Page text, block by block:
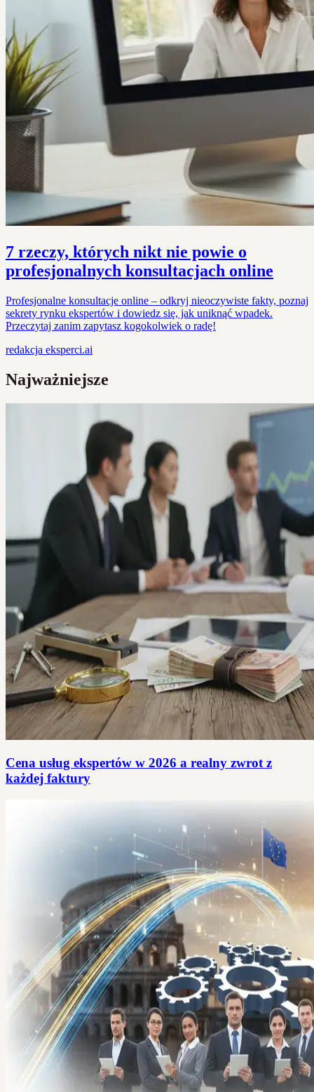
7 rzeczy, których nikt nie powie o
profesjonalnych konsultacjach online
Profesjonalne konsultacje online – odkryj nieoczywiste fakty, poznaj
sekrety rynku ekspertów i dowiedz się, jak uniknąć wpadek.
Przeczytaj zanim zapytasz kogokolwiek o radę!
redakcja eksperci.ai
Najważniejsze
Cena usług ekspertów w 2026 a realny zwrot z
każdej faktury